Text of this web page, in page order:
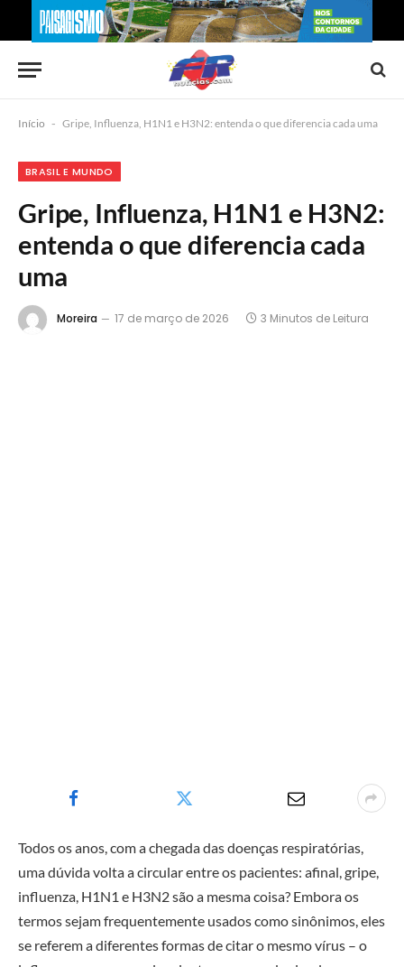
Início - Gripe, Influenza, H1N1 e H3N2: entenda o que diferencia cada uma
BRASIL E MUNDO
Gripe, Influenza, H1N1 e H3N2:
entenda o que diferencia cada
uma
Moreira 17 de março de 2026 3 Minutos de Leitura
Todos os anos, com a chegada das doenças respiratórias,
uma dúvida volta a circular entre os pacientes: afinal, gripe,
influenza, H1N1 e H3N2 são a mesma coisa? Embora os
termos sejam frequentemente usados como sinônimos, eles
se referem a diferentes formas de citar o mesmo vírus – o